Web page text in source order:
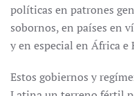
políticas en patrones
sobornos, en países en
y en especial en África e
Estos gobiernos y